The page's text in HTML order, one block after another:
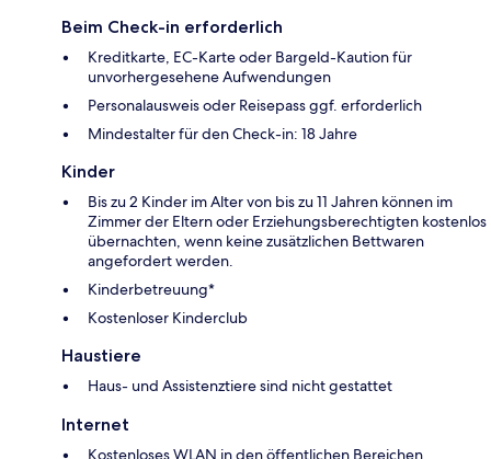
Beim Check-in erforderlich
Kreditkarte, EC-Karte oder Bargeld-Kaution für
unvorhergesehene Aufwendungen
Personalausweis oder Reisepass ggf. erforderlich
Mindestalter für den Check-in: 18 Jahre
Kinder
Bis zu 2 Kinder im Alter von bis zu 11 Jahren können im
Zimmer der Eltern oder Erziehungsberechtigten kostenlos
übernachten, wenn keine zusätzlichen Bettwaren
angefordert werden.
Kinderbetreuung*
Kostenloser Kinderclub
Haustiere
Haus- und Assistenztiere sind nicht gestattet
Internet
Kostenloses WLAN in den öffentlichen Bereichen